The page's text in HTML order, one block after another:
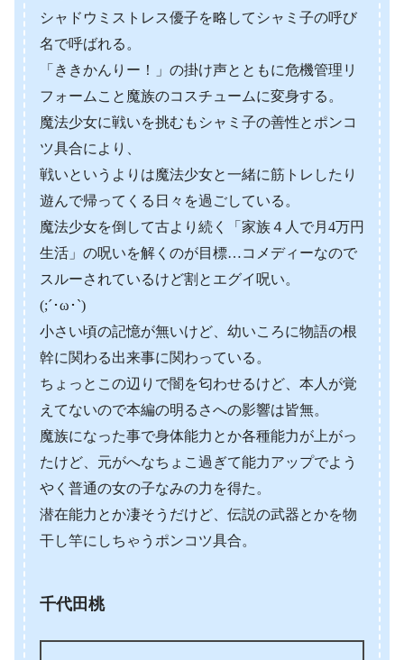
シャドウミストレス優子を略してシャミ子の呼び
名で呼ばれる。
「ききかんりー！」の掛け声とともに危機管理リ
フォームこと魔族のコスチュームに変身する。
魔法少女に戦いを挑むもシャミ子の善性とポンコ
ツ具合により、
戦いというよりは魔法少女と一緒に筋トレしたり
遊んで帰ってくる日々を過ごしている。
魔法少女を倒して古より続く「家族４人で月4万円
生活」の呪いを解くのが目標…コメディーなので
スルーされているけど割とエグイ呪い。
(;´･ω･`)
小さい頃の記憶が無いけど、幼いころに物語の根
幹に関わる出来事に関わっている。
ちょっとこの辺りで闇を匂わせるけど、本人が覚
えてないので本編の明るさへの影響は皆無。
魔族になった事で身体能力とか各種能力が上がっ
たけど、元がへなちょこ過ぎて能力アップでよう
やく普通の女の子なみの力を得た。
潜在能力とか凄そうだけど、伝説の武器とかを物
干し竿にしちゃうポンコツ具合。
千代田桃